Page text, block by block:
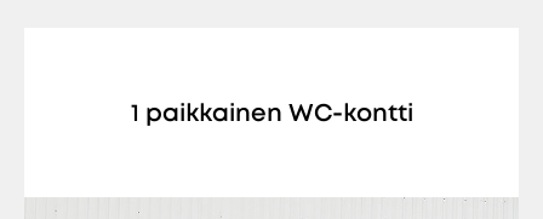
1 paikkainen WC-kontti